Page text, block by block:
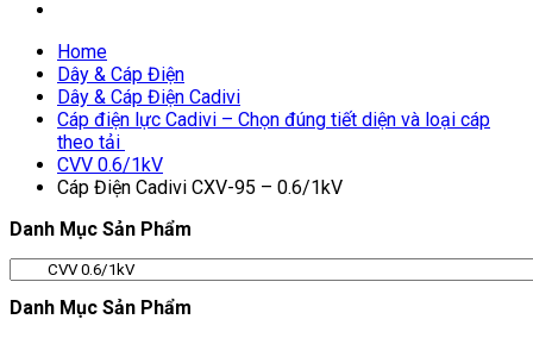
Home
Dây & Cáp Điện
Dây & Cáp Điện Cadivi
Cáp điện lực Cadivi – Chọn đúng tiết diện và loại cáp
theo tải
CVV 0.6/1kV
Cáp Điện Cadivi CXV-95 – 0.6/1kV
Danh Mục Sản Phẩm
Danh Mục Sản Phẩm